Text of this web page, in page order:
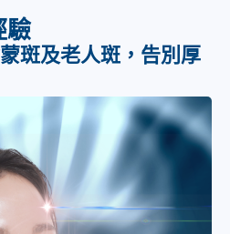
斑及老人斑，告別厚
驗